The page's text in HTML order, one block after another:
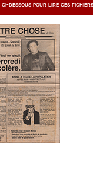
dessous pour lire ces